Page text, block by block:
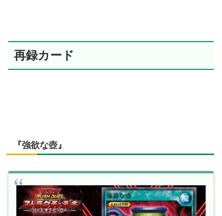
再録カード
『強欲な壺』